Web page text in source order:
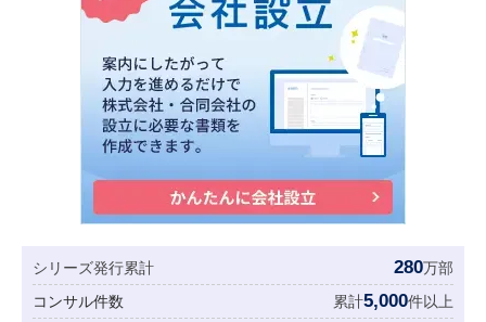
シリーズ発行累計 280万部
コンサル件数
累計5,000件以上